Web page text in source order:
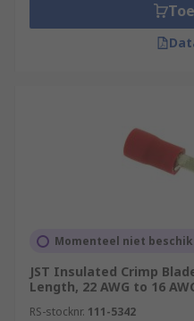
Momenteel niet
JST Insulated Crimp
Length, 22 AWG to 16
RS-stocknr. 111-5342